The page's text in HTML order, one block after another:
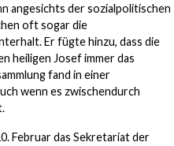
angesichts der sozialpolitischen
oft sogar die
Er fügte hinzu, dass die
heiligen Josef immer das
fand in einer
wenn es zwischendurch
Februar das Sekretariat der